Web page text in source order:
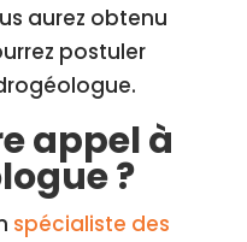
aurez obtenu
postuler
appel à
?
spécialiste des